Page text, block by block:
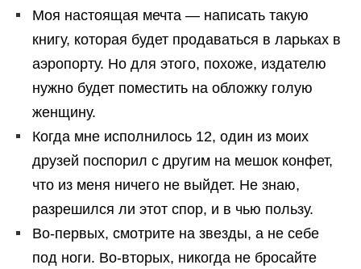
Моя настоящая мечта — написать такую
книгу, которая будет продаваться в ларьках в
аэропорту. Но для этого, похоже, издателю
нужно будет поместить на обложку голую
женщину.
Когда мне исполнилось 12, один из моих
друзей поспорил с другим на мешок конфет,
что из меня ничего не выйдет. Не знаю,
разрешился ли этот спор, и в чью пользу.
Во-первых, смотрите на звезды, а не себе
под ноги. Во-вторых, никогда не бросайте